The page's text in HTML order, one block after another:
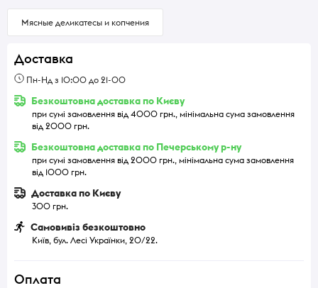
Мясные деликатесы и копчения
Доставка
Пн-Нд з 10:00 до 21-00
Безкоштовна доставка по Києву
при сумі замовлення від 4000 грн., мінімальна сума замовлення
від 2000 грн.
Безкоштовна доставка по Печерському р-ну
при сумі замовлення від 2000 грн., мінімальна сума замовлення
від 1000 грн.
Доставка по Києву
300 грн.
Самовивіз безкоштовно
Київ, бул. Лесі Українки, 20/22.
Оплата